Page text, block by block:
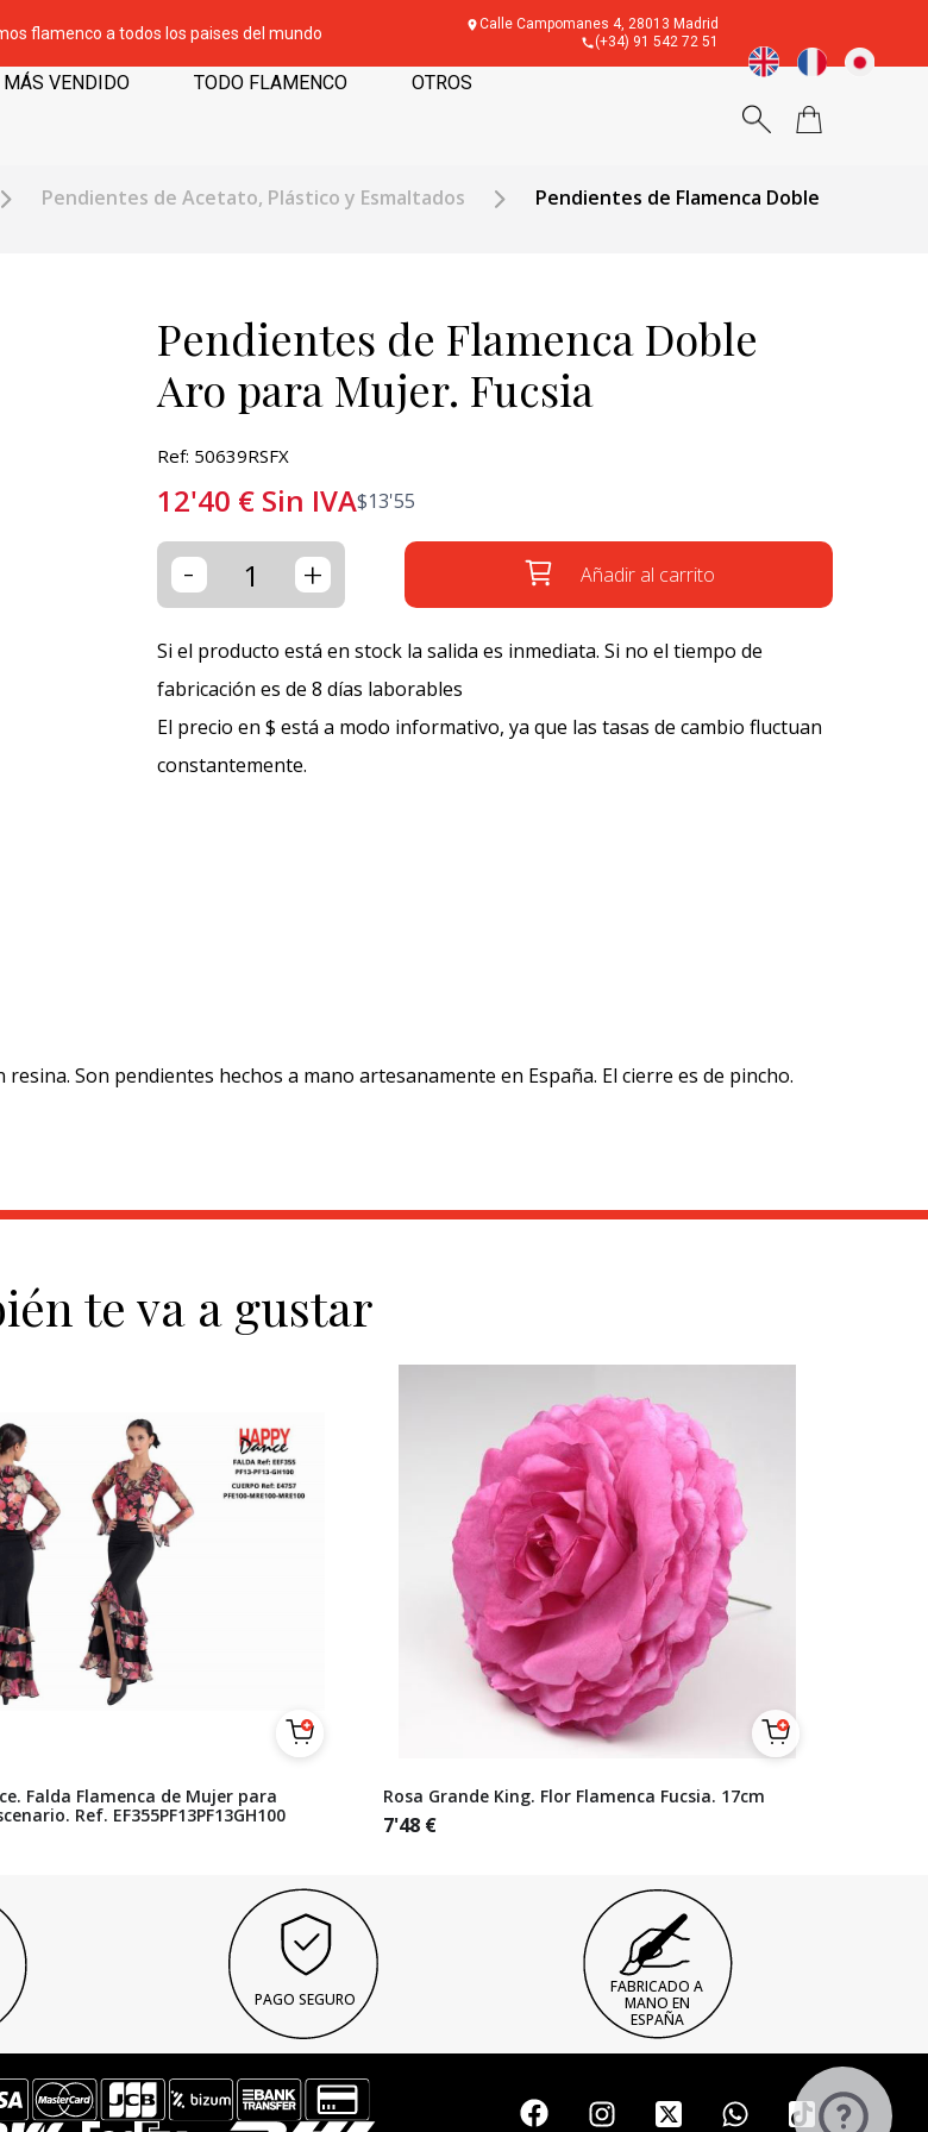
flamenco a todos los paises del mundo
Calle Campomanes 4, 28013 Madrid
(+34) 91 542 72 51
MÁS VENDIDO TODO FLAMENCO OTROS
Pendientes de Acetato, Plástico y Esmaltados
Pendientes de Flamenca Doble
Pendientes de Flamenca Doble
Aro para Mujer. Fucsia
Ref: 50639RSFX
12'40 € Sin IVA$13'55
- + Añadir al carrito
Si el producto está en stock la salida es inmediata. Si no el tiempo de
fabricación es de 8 días laborables
El precio en $ está a modo informativo, ya que las tasas de cambio fluctuan
constantemente.
Son pendientes hechos a mano artesanamente en España. El cierre es de pincho.
te va a gustar
Falda Flamenca de Mujer para
Ref. EF355PF13PF13GH100
Rosa Grande King. Flor Flamenca Fucsia. 17cm
7'48 €
PAGO SEGURO
FABRICADO A
MANO EN
ESPAÑA